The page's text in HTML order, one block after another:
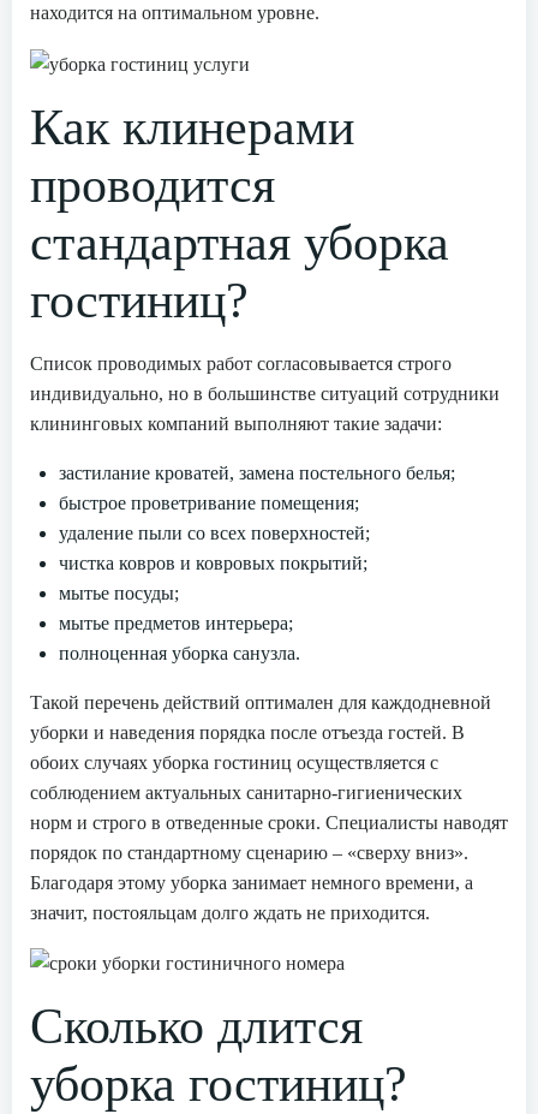
находится на оптимальном уровне.
Как клинерами
проводится
стандартная уборка
гостиниц?
Список проводимых работ согласовывается строго
индивидуально, но в большинстве ситуаций сотрудники
клининговых компаний выполняют такие задачи:
застилание кроватей, замена постельного белья;
быстрое проветривание помещения;
удаление пыли со всех поверхностей;
чистка ковров и ковровых покрытий;
мытье посуды;
мытье предметов интерьера;
полноценная уборка санузла.
Такой перечень действий оптимален для каждодневной
уборки и наведения порядка после отъезда гостей. В
обоих случаях уборка гостиниц осуществляется с
соблюдением актуальных санитарно-гигиенических
норм и строго в отведенные сроки. Специалисты наводят
порядок по стандартному сценарию – «сверху вниз».
Благодаря этому уборка занимает немного времени, а
значит, постояльцам долго ждать не приходится.
Сколько длится
уборка гостиниц?